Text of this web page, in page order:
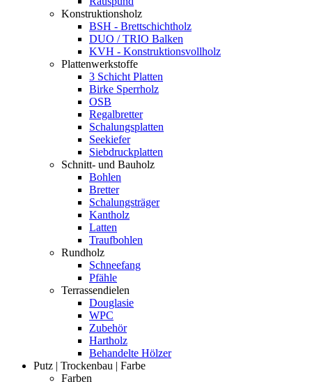
Konstruktionsholz
BSH - Brettschichtholz
DUO / TRIO Balken
KVH - Konstruktionsvollholz
Plattenwerkstoffe
3 Schicht Platten
Birke Sperrholz
OSB
Regalbretter
Schalungsplatten
Seekiefer
Siebdruckplatten
Schnitt- und Bauholz
Bohlen
Bretter
Schalungsträger
Kantholz
Latten
Traufbohlen
Rundholz
Schneefang
Pfähle
Terrassendielen
Douglasie
WPC
Zubehör
Hartholz
Behandelte Hölzer
Putz | Trockenbau | Farbe
Farben